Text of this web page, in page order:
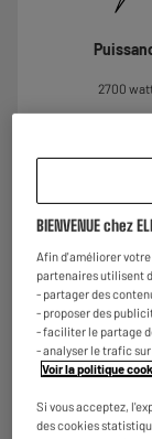
2700
Double
Pour contrôler le
de deux
se terminent au
BIENVENUE chez
Afin d'améliorer votre
partenaires utilisent
- partager des
- proposer des
- faciliter le partage
- analyser le trafic
Voir la politique
Si vous acceptez,
des cookies